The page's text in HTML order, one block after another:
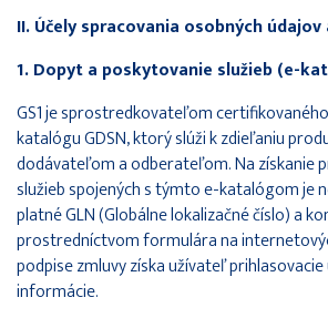
II. Účely spracovania osobných
1. Dopyt a poskytovanie služieb (e-
GS1 je sprostredkovateľom
katalógu GDSN, ktorý slúži k zdieľaniu
dodávateľom a odberateľom. Na získanie
služieb spojených s týmto e-katalógom je
platné GLN (Globálne lokalizačné číslo) a
prostredníctvom formulára na
podpise zmluvy získa užívateľ
informácie.